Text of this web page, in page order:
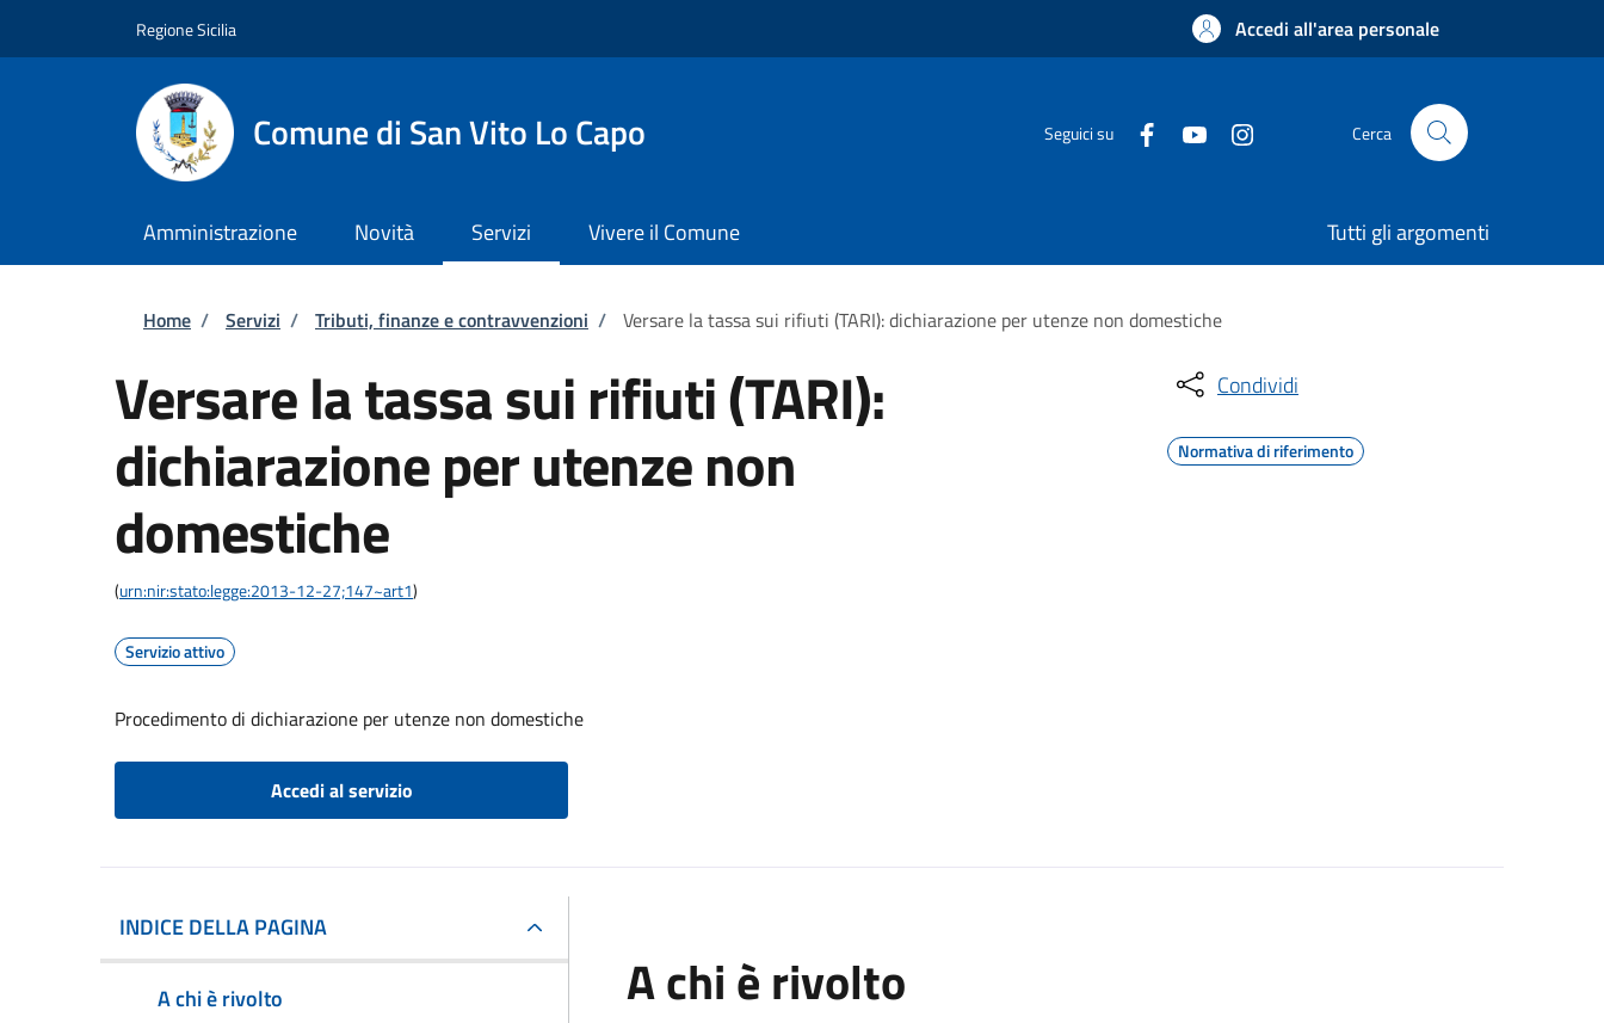
Regione Sicilia Accedi all'area personale
Comune di San Vito Lo Capo Seguici su Cerca
Amministrazione Novità Servizi Vivere il Comune Tutti gli argomenti
Briciole di pane
Home / Servizi / Tributi, finanze e contravvenzioni / Versare la tassa sui rifiuti (TARI): dichiarazione per utenze non domestiche
Versare la tassa sui rifiuti (TARI):
dichiarazione per utenze non
domestiche
(urn:nir:stato:legge:2013-12-27;147~art1)
Servizio attivo
Procedimento di dichiarazione per utenze non domestiche
Accedi al servizio
Condividi
Normativa di riferimento
INDICE DELLA PAGINA
A chi è rivolto
A chi è rivolto